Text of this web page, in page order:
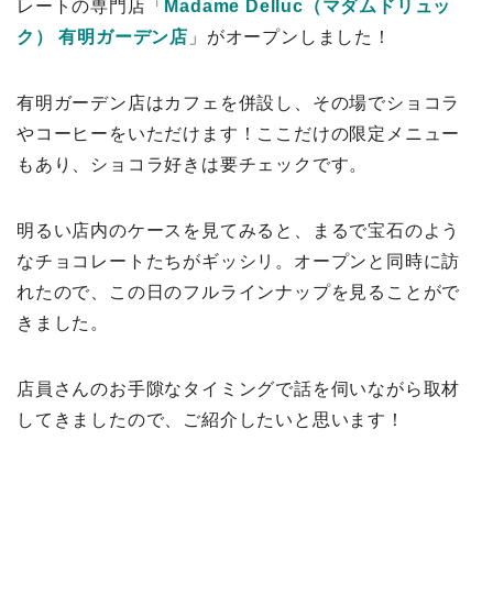
レートの専門店「 Madame Delluc（マダムドリュッ
ク） 有明ガーデン店 」がオープンしました！
有明ガーデン店はカフェを併設し、その場でショコラ
やコーヒーをいただけます！ここだけの限定メニュー
もあり、ショコラ好きは要チェックです。
明るい店内のケースを見てみると、まるで宝石のよう
なチョコレートたちがギッシリ。オープンと同時に訪
れたので、この日のフルラインナップを見ることがで
きました。
店員さんのお手隙なタイミングで話を伺いながら取材
してきましたので、ご紹介したいと思います！